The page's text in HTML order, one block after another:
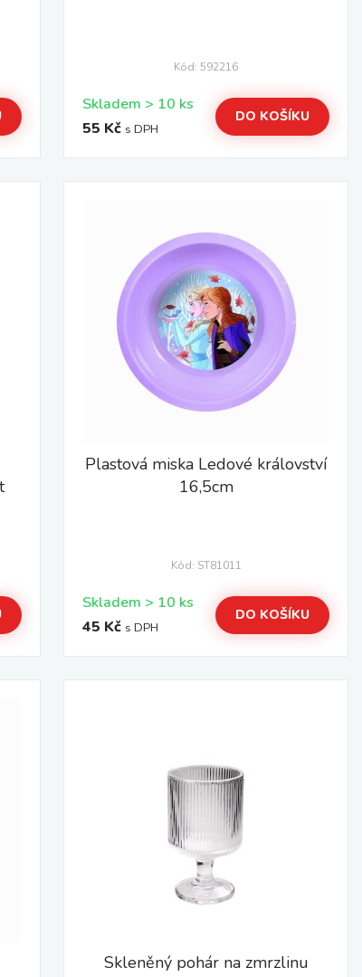
Kód: 592216
Skladem > 10 ks
55 Kč s DPH
DO KOŠÍKU
Plastová miska Ledové království
16,5cm
Kód: ST81011
Skladem > 10 ks
45 Kč s DPH
DO KOŠÍKU
Skleněný pohár na zmrzlinu